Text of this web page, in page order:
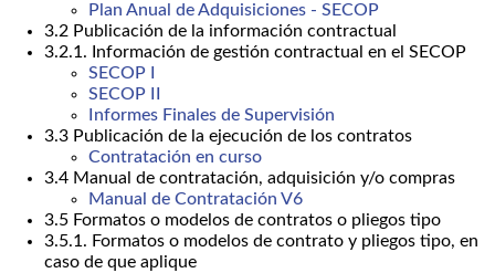
Plan Anual de Adquisiciones - SECOP
3.2 Publicación de la información contractual
3.2.1. Información de gestión contractual en el SECOP
SECOP I
SECOP II
Informes Finales de Supervisión
3.3 Publicación de la ejecución de los contratos
Contratación en curso
3.4 Manual de contratación, adquisición y/o compras
Manual de Contratación V6
3.5 Formatos o modelos de contratos o pliegos tipo
3.5.1. Formatos o modelos de contrato y pliegos tipo, en
caso de que aplique